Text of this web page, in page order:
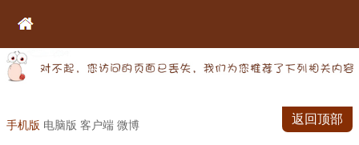
手机版 电脑版 客户端 微博 返回顶部